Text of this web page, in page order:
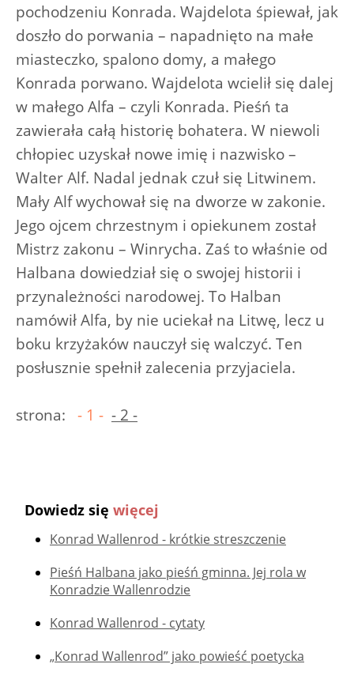
pochodzeniu Konrada. Wajdelota śpiewał, jak
doszło do porwania – napadnięto na małe
miasteczko, spalono domy, a małego
Konrada porwano. Wajdelota wcielił się dalej
w małego Alfa – czyli Konrada. Pieśń ta
zawierała całą historię bohatera. W niewoli
chłopiec uzyskał nowe imię i nazwisko –
Walter Alf. Nadal jednak czuł się Litwinem.
Mały Alf wychował się na dworze w zakonie.
Jego ojcem chrzestnym i opiekunem został
Mistrz zakonu – Winrycha. Zaś to właśnie od
Halbana dowiedział się o swojej historii i
przynależności narodowej. To Halban
namówił Alfa, by nie uciekał na Litwę, lecz u
boku krzyżaków nauczył się walczyć. Ten
posłusznie spełnił zalecenia przyjaciela.
strona: - 1 - - 2 -
Dowiedz się więcej
Konrad Wallenrod - krótkie streszczenie
Pieśń Halbana jako pieśń gminna. Jej rola w
Konradzie Wallenrodzie
Konrad Wallenrod - cytaty
„Konrad Wallenrod” jako powieść poetycka